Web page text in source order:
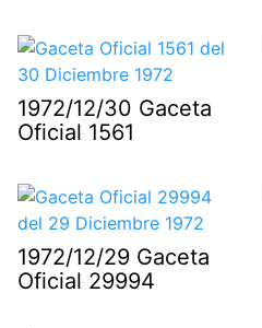
1972/12/30 Gaceta
Oficial 1561
1972/12/29 Gaceta
Oficial 29994